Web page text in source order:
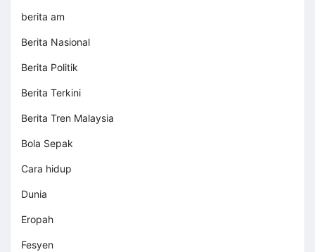
berita am
Berita Nasional
Berita Politik
Berita Terkini
Berita Tren Malaysia
Bola Sepak
Cara hidup
Dunia
Eropah
Fesyen